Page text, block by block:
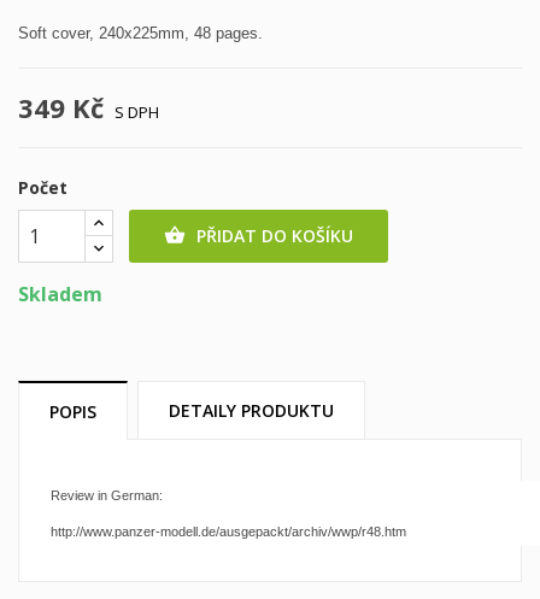
Soft cover, 240x225mm, 48 pages.
349 Kč S DPH
Počet
 PŘIDAT DO KOŠÍKU
Skladem
POPIS DETAILY PRODUKTU
Review in German:
http://www.panzer-modell.de/ausgepackt/archiv/wwp/r48.htm